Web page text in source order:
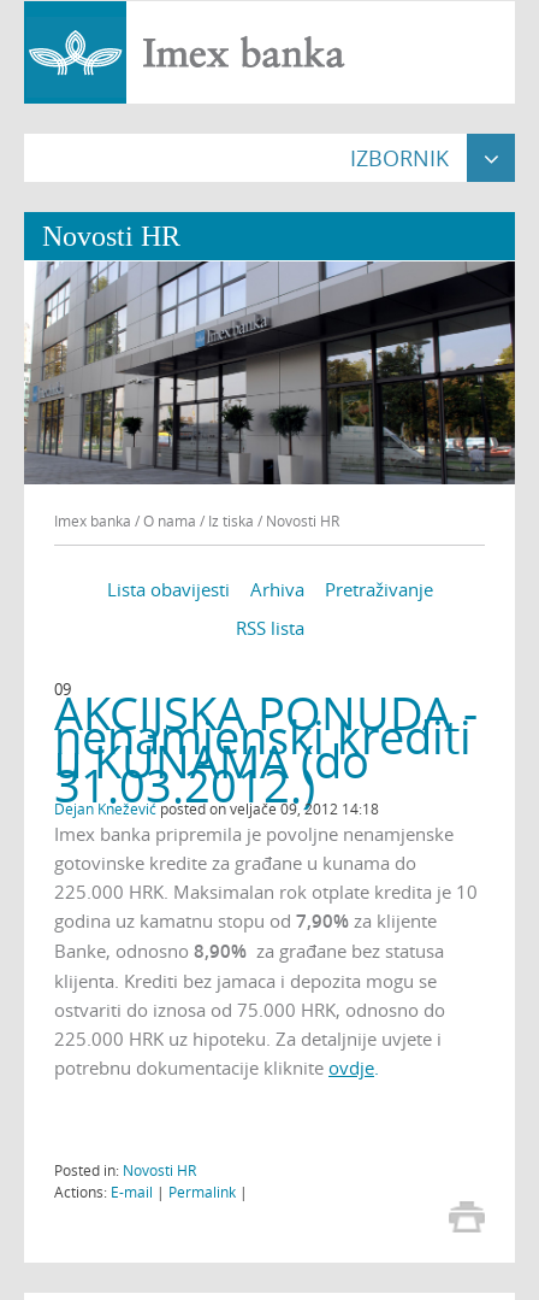
IZBORNIK 
Naslovna
Građani 
Pravne osobe 
Poslovnice
O nama 
Nekretnine
Novosti HR
Imex banka /O nama / Iz tiska / Novosti HR
Lista obavijesti Arhiva
Pretraživanje
RSS lista
09
AKCIJSKA PONUDA -
nenamjenski krediti
u KUNAMA (do
31.03.2012.)
Dejan Kneževićposted on veljače 09, 2012 14:18
Imex banka pripremila je povoljne nenamjenske
gotovinske kredite za građane u kunama do
225.000 HRK. Maksimalan rok otplate kredita je 10
godina uz kamatnu stopu od 7,90% za klijente
Banke, odnosno 8,90% za građane bez statusa
klijenta. Krediti bez jamaca i depozita mogu se
ostvariti do iznosa od 75.000 HRK, odnosno do
225.000 HRK uz hipoteku. Za detaljnije uvjete i
potrebnu dokumentacije kliknite ovdje.
Posted in: Novosti HR
Actions: E-mail | Permalink |